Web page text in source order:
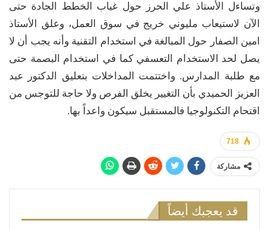
وتساءل الأستاذ علي الحرز حول غياب الخطط الجادة حتى
الآن لاستيعاب مليوني خريج في سوق العمل، وعلق الأستاذ
امين الصفار حول المبالغة في استخدام التقنية وأنه يجب أن لا
يصل لحد الاستخدام التعسفي كما في استخدام البصمة حتى
مع طلبة المدارس. واختتمت المداخلات بتعليق الدكتور عبد
العزيز الحميدي بأن التغيير يخلق الفرص ولا حاجة للتوجس من
اقتحام التكنولوجيا فالمستقبل سيكون واعداً بها.
718
مشاركة
قد يعجبك أيضاً